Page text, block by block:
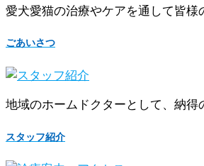
愛犬愛猫の治療やケアを通して皆様
ごあいさつ
地域のホームドクターとして、納得
スタッフ紹介